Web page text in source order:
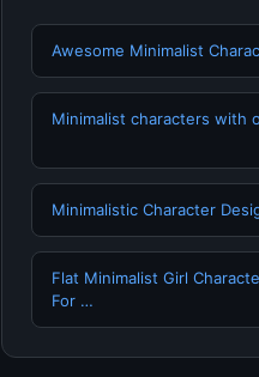
Awesome Minimalist
Minimalist characters with
Minimalistic Character
Flat Minimalist Girl
For …